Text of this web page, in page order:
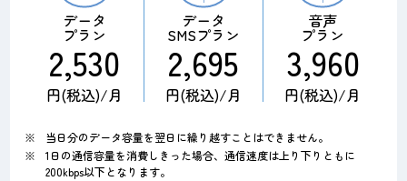
データ
プラン
2,530
円(税込)/月
データ
SMSプラン
2,695
円(税込)/月
音声
プラン
3,960
円(税込)/月
当日分のデータ容量を翌日に繰り越すことはできません。
1日の通信容量を消費しきった場合、通信速度は上り下りともに
200kbps以下となります。